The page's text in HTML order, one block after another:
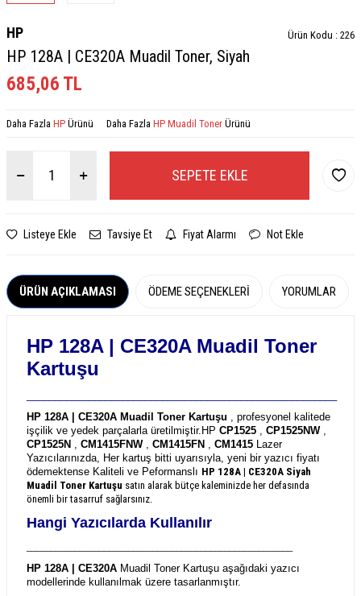
HP Ürün Kodu : 226
HP 128A | CE320A Muadil Toner, Siyah
685,06 TL
Daha Fazla HP Ürünü Daha Fazla HP Muadil Toner Ürünü
SEPETE EKLE
Listeye Ekle Tavsiye Et Fiyat Alarmı Not Ekle
ÜRÜN AÇIKLAMASI ÖDEME SEÇENEKLERI YORUMLAR
HP 128A | CE320A Muadil Toner
Kartuşu
HP 128A | CE320A Muadil Toner Kartuşu
, profesyonel kalitede
işçilik ve yedek parçalarla üretilmiştir. HP CP1525 CP1525NW
CP1525N
CM1415FNW CM1415FN CM1415 Lazer
Yazıcılarınızda, Her kartuş bitti uyarısıyla, yeni bir yazıcı fiyatı
ödemektense Kaliteli ve Peformanslı HP 128A | CE320A Siyah
Muadil Toner Kartuşu satın alarak bütçe kaleminizde her defasında
önemli bir tasarruf sağlarsınız.
Hangi Yazıcılarda Kullanılır
HP 128A | CE320A Muadil Toner Kartuşu aşağıdaki yazıcı
modellerinde kullanılmak üzere tasarlanmıştır.